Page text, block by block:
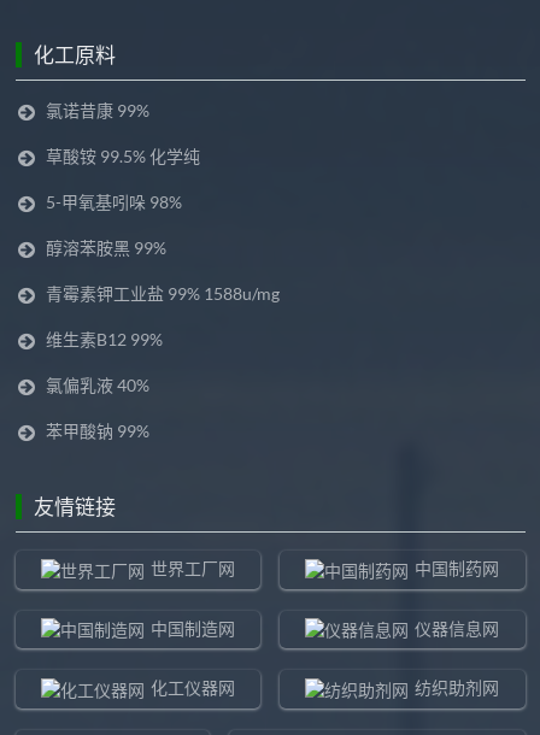
化工原料
氯诺昔康 99%
草酸铵 99.5% 化学纯
5-甲氧基吲哚 98%
醇溶苯胺黑 99%
青霉素钾工业盐 99% 1588u/mg
维生素B12 99%
氯偏乳液 40%
苯甲酸钠 99%
友情链接
世界工厂网 中国制药网
中国制造网 仪器信息网
化工仪器网 纺织助剂网